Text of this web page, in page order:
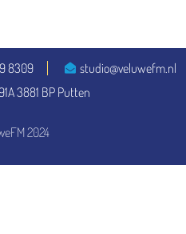
2024
8309
studio@veluwefm.nl
3881 BP Putten